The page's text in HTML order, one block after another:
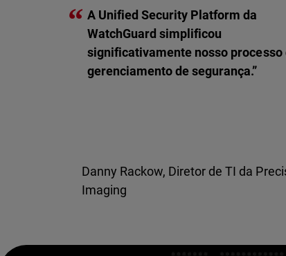
“ A Unified Security Platform da
WatchGuard simplificou
significativamente nosso processo
gerenciamento de segurança.”
Danny Rackow, Diretor de TI da
Imaging